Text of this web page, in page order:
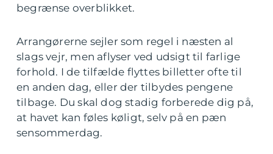
begrænse overblikket.
Arrangørerne sejler som regel i næsten al
slags vejr, men aflyser ved udsigt til farlige
forhold. I de tilfælde flyttes billetter ofte til
en anden dag, eller der tilbydes pengene
tilbage. Du skal dog stadig forberede dig på,
at havet kan føles køligt, selv på en pæn
sensommerdag.